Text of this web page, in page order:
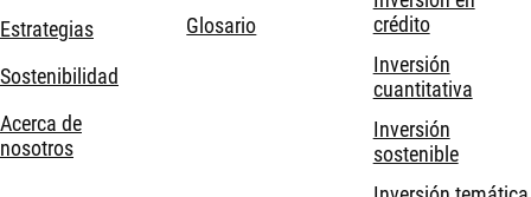
Estrategias
Sostenibilidad
Acerca de
nosotros
Glosario
crédito
Inversión
cuantitativa
Inversión
sostenible